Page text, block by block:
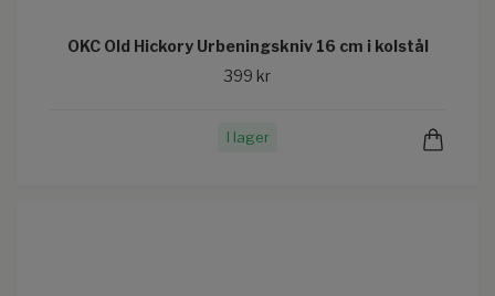
OKC Old Hickory Urbeningskniv 16 cm i kolstål
399 kr
I lager